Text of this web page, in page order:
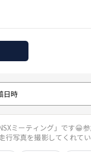
日時
ミーティング」です😀
写真を撮影してくれて